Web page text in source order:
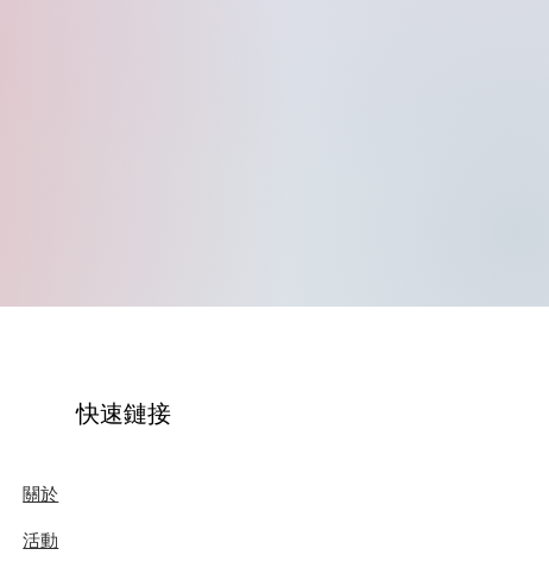
快速鏈接
關於
活動